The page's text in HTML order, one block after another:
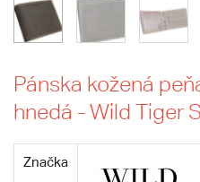
Pánska kožená
hnedá - Wild Tiger
Značka